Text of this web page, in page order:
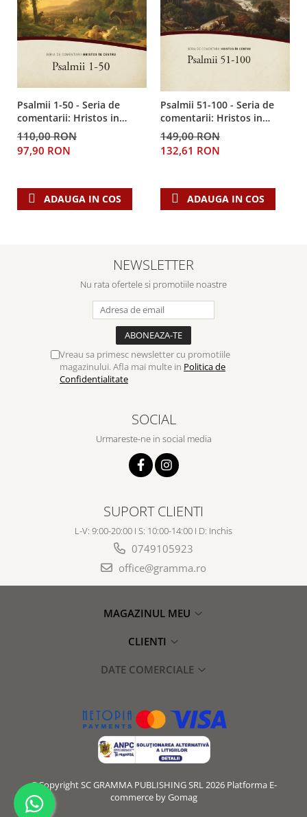
Psalmii 1-50 - Seria de
comentarii: Hristos in
centru
110,00 RON
97,90 RON
ADAUGA IN COS
Psalmii 51-100 - Seria de
comentarii: Hristos in
centru
149,00 RON
132,61 RON
ADAUGA IN COS
NEWSLETTER
Nu rata ofertele si promotiile noastre
Vreau sa primesc newsletter cu promotiile
magazinului. Afla mai multe in Politica de
Confidentialitate
SOCIAL
Urmareste-ne in social media
SUPORT CLIENTI
L-V: 9:00-20:00 I S: 10:00-14:00 I D: Inchis
0749105923
office@gramma.ro
MAGAZINUL MEU
CLIENTI
DATE COMERCIALE
©Copyright SC GRAMMA PUBLISHING SRL 2026 Platforma E-
commerce by Gomag